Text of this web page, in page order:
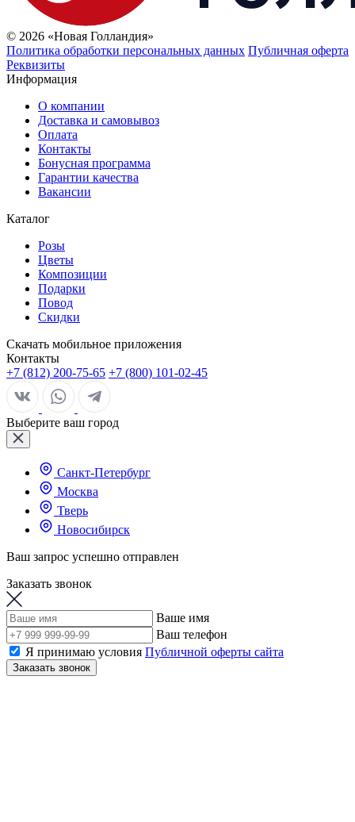
© 2026 «Новая Голландия»
Политика обработки персональных данных Публичная оферта
Реквизиты
Информация
О компании
Доставка и самовывоз
Оплата
Контакты
Бонусная программа
Гарантии качества
Вакансии
Каталог
Розы
Цветы
Композиции
Подарки
Повод
Скидки
Скачать мобильное приложения
Контакты
+7 (812) 200-75-65 +7 (800) 101-02-45
Выберите ваш город
Санкт-Петербург
Москва
Тверь
Новосибирск
Ваш запрос успешно отправлен
Заказать звонок
Ваше имя
Ваш телефон
Я принимаю условия Публичной оферты сайта
Заказать звонок